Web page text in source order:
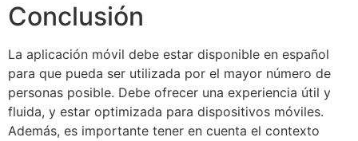
Conclusión
La aplicación móvil debe estar disponible en español
para que pueda ser utilizada por el mayor número de
personas posible. Debe ofrecer una experiencia útil y
fluida, y estar optimizada para dispositivos móviles.
Además, es importante tener en cuenta el contexto